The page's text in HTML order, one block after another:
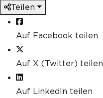
Teilen
Auf Facebook teilen
Auf X (Twitter) teilen
Auf LinkedIn teilen